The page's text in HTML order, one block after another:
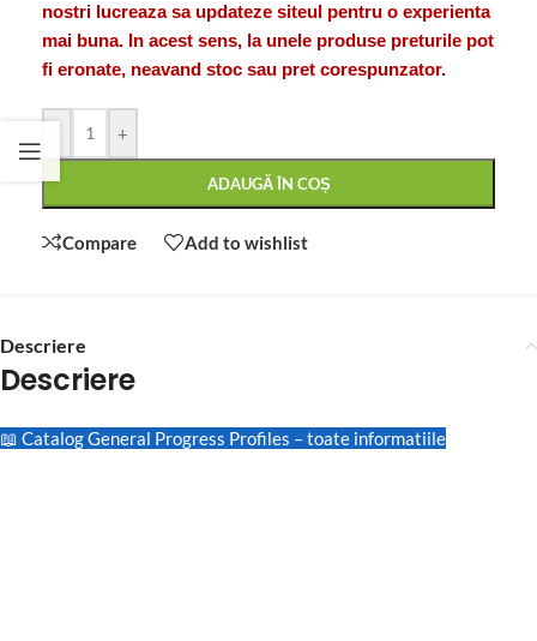
nostri lucreaza sa updateze siteul pentru o experienta
mai buna. In acest sens, la unele produse preturile pot
fi eronate, neavand stoc sau pret corespunzator.
+
ADAUGĂ ÎN COȘ
Compare Add to wishlist
Descriere
Descriere
📖 Catalog General Progress Profiles – toate informatiile